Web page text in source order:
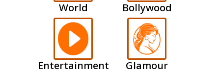
World Bollywood
Entertainment Glamour